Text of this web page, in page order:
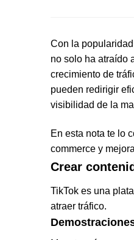
Con la
no solo ha atraído
crecimiento de
pueden redirigir
visibilidad de la
En esta nota te lo
commerce y
Crear
TikTok es una
atraer tráfico.